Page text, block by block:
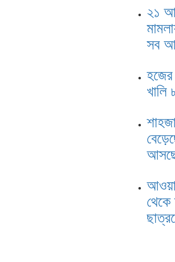
২১
সব
হজের
থেকে